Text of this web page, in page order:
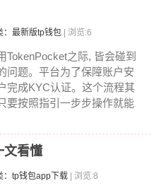
：最新版tp钱包 | 浏览:6
TokenPocket之际, 皆会碰到
问题。平台为了保障账户安
完成KYC认证。这个流程其
要按照指引一步步操作就能
文看懂
：tp钱包app下载 | 浏览:8